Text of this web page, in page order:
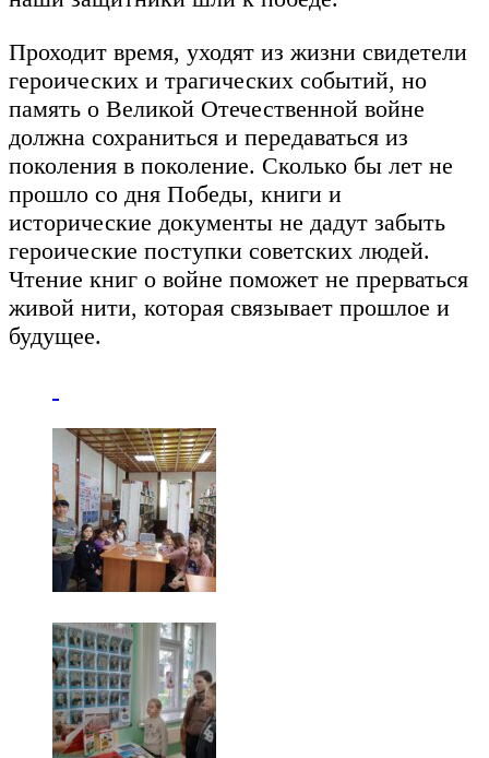
Проходит время, уходят из жизни свидетели
героических и трагических событий, но
память о Великой Отечественной войне
должна сохраниться и передаваться из
поколения в поколение. Сколько бы лет не
прошло со дня Победы, книги и
исторические документы не дадут забыть
героические поступки советских людей.
Чтение книг о войне поможет не прерваться
живой нити, которая связывает прошлое и
будущее.